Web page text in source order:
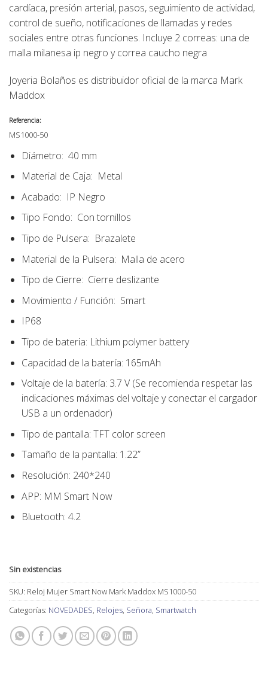
cardíaca, presión arterial, pasos, seguimiento de actividad,
control de sueño, notificaciones de llamadas y redes
sociales entre otras funciones. Incluye 2 correas: una de
malla milanesa ip negro y correa caucho negra
Joyeria Bolaños es distribuidor oficial de la marca Mark
Maddox
Referencia:
MS1000-50
Diámetro: 40 mm
Material de Caja: Metal
Acabado: IP Negro
Tipo Fondo: Con tornillos
Tipo de Pulsera: Brazalete
Material de la Pulsera: Malla de acero
Tipo de Cierre: Cierre deslizante
Movimiento / Función: Smart
IP68
Tipo de bateria: Lithium polymer battery
Capacidad de la batería: 165mAh
Voltaje de la batería: 3.7 V (Se recomienda respetar las
indicaciones máximas del voltaje y conectar el cargador
USB a un ordenador)
Tipo de pantalla: TFT color screen
Tamaño de la pantalla: 1.22”
Resolución: 240*240
APP: MM Smart Now
Bluetooth: 4.2
Sin existencias
SKU: Reloj Mujer Smart Now Mark Maddox MS1000-50
Categorías: NOVEDADES Relojes Señora Smartwatch